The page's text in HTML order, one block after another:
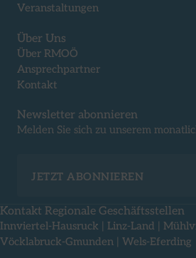
Veranstaltungen
Über Uns
Über RMOÖ
Ansprechpartner
Kontakt
Newsletter abonnieren
Melden Sie sich zu unserem
JETZT ABONNIEREN
Kontakt Regionale Geschäftsstellen
Innviertel-Hausruck Linz-Land
Vöcklabruck-Gmunden
Wels-Eferding